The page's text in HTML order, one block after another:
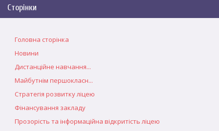
Сторінки
Головна сторінка
Новини
Дистанційне навчання...
Майбутнім першокласн...
Стратегія розвитку ліцею
Фінансування закладу
Прозорість та інформаційна відкритість ліцею